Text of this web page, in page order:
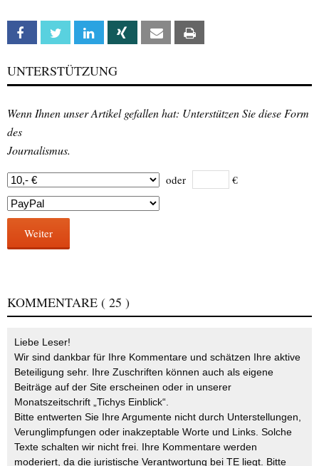
Facebook Twitter Linkedin Xing Email
UNTERSTÜTZUNG
Wenn Ihnen unser Artikel gefallen hat: Unterstützen Sie diese Form
des
Journalismus.
oder €
Weiter
KOMMENTARE ( 25 )
Liebe Leser!
Wir sind dankbar für Ihre Kommentare und schätzen Ihre aktive
Beteiligung sehr. Ihre Zuschriften können auch als eigene
Beiträge auf der Site erscheinen oder in unserer
Monatszeitschrift „Tichys Einblick“.
Bitte entwerten Sie Ihre Argumente nicht durch Unterstellungen,
Verunglimpfungen oder inakzeptable Worte und Links. Solche
Texte schalten wir nicht frei. Ihre Kommentare werden
moderiert, da die juristische Verantwortung bei TE liegt. Bitte